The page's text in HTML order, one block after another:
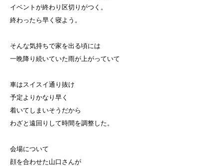
イベントが終わり区切りがつく。
終わったら早く寝よう。
そんな気持ちで家を出る頃には
一晩降り続いていた雨が上がっていて
車はスイスイ通り抜け
予定よりかなり早く
着いてしまいそうだから
わざと遠回りして時間を調整した。
会場について
顔を合わせた山口さんが